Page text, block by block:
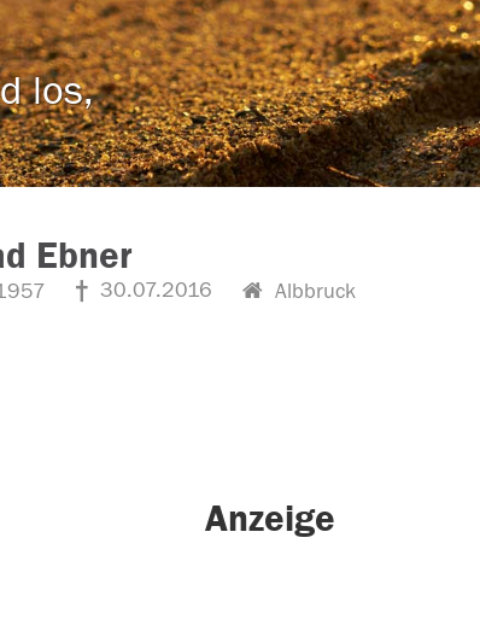
los,
Ebner
30.07.2016 Albbruck
Anzeige